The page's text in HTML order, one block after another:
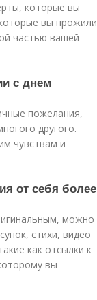
которые вы
вы прожили
частью вашей
с днем
пожелания,
другого.
чувствам и
от себя более
можно
стихи, видео
как отсылки к
вы